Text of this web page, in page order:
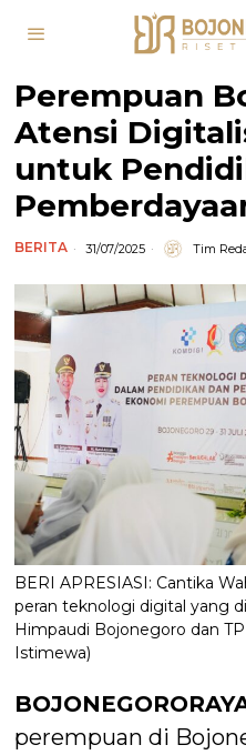
Perempuan
Atensi
untuk
BERITA 31/07/2025 Tim
BERI APRESIASI: Cantika
peran teknologi digital yang
Himpaudi Bojonegoro dan
Istimewa)
perempuan di